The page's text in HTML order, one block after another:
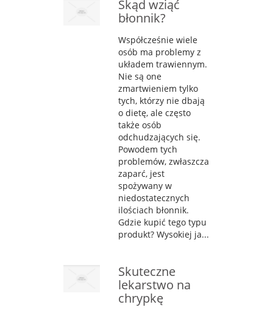
Skąd wziąć
błonnik?
Współcześnie wiele
osób ma problemy z
układem trawiennym.
Nie są one
zmartwieniem tylko
tych, którzy nie dbają
o dietę, ale często
także osób
odchudzających się.
Powodem tych
problemów, zwłaszcza
zaparć, jest
spożywany w
niedostatecznych
ilościach błonnik.
Gdzie kupić tego typu
produkt? Wysokiej ja...
Skuteczne
lekarstwo na
chrypkę